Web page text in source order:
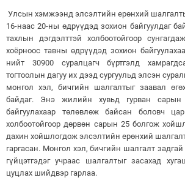
Улсын хэмжээнд элсэлтийн ерөнхий
16-наас 20-ны өдрүүдэд зохион байгуулдаг
тахлын дэгдэлттэй холбоотойгоор
хоёрноос тавны өдрүүдэд зохион
нийт 30900 суралцагч бүртгэлд
тогтоолын дагуу их дээд сургуульд элсэн
монгол хэл, бичгийн шалгалтыг заавал
байдаг. Энэ жилийн хувьд гурван
байгуулахаар төлөвлөж байсан боловч
холбоотойгоор дөрвөн сарын 25 болгож
дахин хойшлогдож элсэлтийн ерөнхий
гаргасан. Монгол хэл, бичгийн шалгалт
гүйцэтгэдэг учраас шалгалтыг засахад
цуцлах шийдвэр гарлаа.